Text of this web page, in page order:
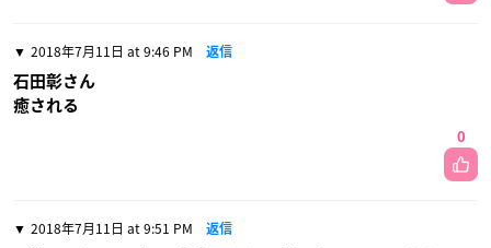
2018年7月11日 at 9:46 PM 返信
石田彰さん
癒される
0
2018年7月11日 at 9:51 PM 返信